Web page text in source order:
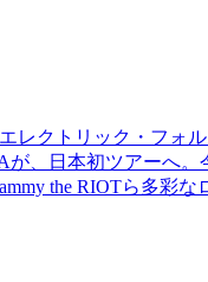
レクトリック・フォ
が、日本初ツアーへ。
the RIOTら多彩な